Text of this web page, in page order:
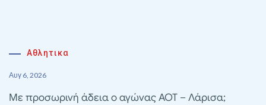
Αθλητικα
Αυγ 6, 2026
Με προσωρινή άδεια ο αγώνας ΑΟΤ – Λάρισα;